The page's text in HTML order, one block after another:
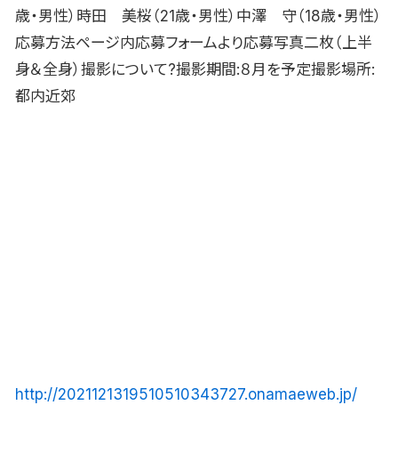
歳・男性）時田 美桜（21歳・男性）中澤 守（18歳・男性）
応募方法ページ内応募フォームより応募写真二枚（上半
身＆全身）撮影について?撮影期間:８月を予定撮影場所:
都内近郊
http://2021121319510510343727.onamaeweb.jp/